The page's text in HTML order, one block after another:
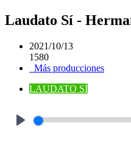
Laudato Sí -
2021/10/13
1580
Más producciones
LAUDATO SÍ